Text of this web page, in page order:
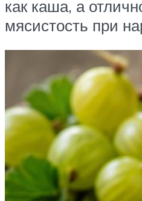
как каша, а
мясистость при